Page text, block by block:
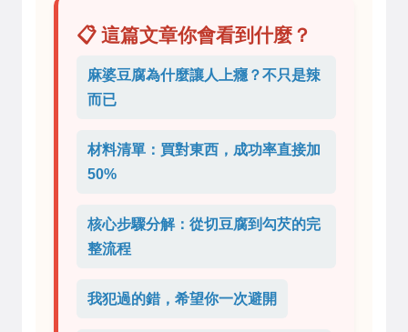
📋 這篇文章你會看到什麼？
麻婆豆腐為什麼讓人上癮？不只是辣
而已
材料清單：買對東西，成功率直接加
50%
核心步驟分解：從切豆腐到勾芡的完
整流程
我犯過的錯，希望你一次避開